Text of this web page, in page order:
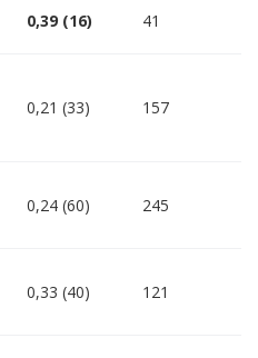
0,39 (16) 41
0,21 (33) 157
0,24 (60) 245
0,33 (40) 121